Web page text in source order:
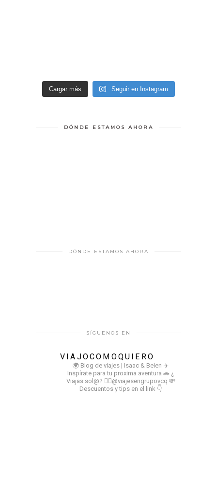
Cargar más Seguir en Instagram
DÓNDE ESTAMOS AHORA
DÓNDE ESTAMOS AHORA
SÍGUENOS EN
VIAJOCOMOQUIERO
🌍 Blog de viajes | Isaac & Belen ✈️
Inspírate para tu proxima aventura 🚗 ¿
Viajas sol@? 👉🏻@viajesengrupovcq 💸
Descuentos y tips en el link 👇